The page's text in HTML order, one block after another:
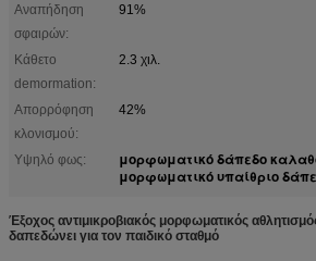
Αναπήδηση
σφαιρών:
91%
Κάθετο
demormation:
2.3 χιλ.
Απορρόφηση
κλονισμού:
42%
Υψηλό φως: μορφωματικό δάπεδο
μορφωματικό υπαίθριο
Έξοχος αντιμικροβιακός μορφωματικός
δαπεδώνει για τον παιδικό σταθμό